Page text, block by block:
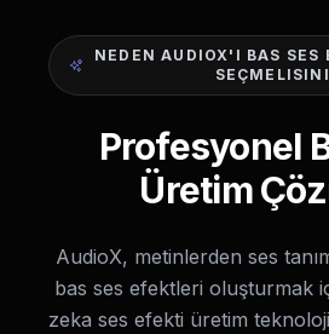
NEDEN AUDIOX'I BAS SES
Profesyonel
Üretim
AudioX, metinlerden ses
bas ses efektleri oluşturmak
zeka ses efekti üretim